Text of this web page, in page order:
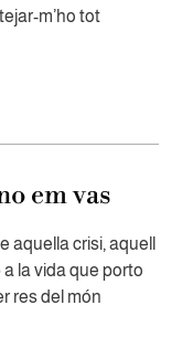
m’ho tot
em vas
aquella crisi, aquell
la vida que porto
res del món